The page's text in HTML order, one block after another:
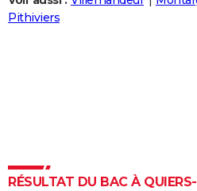
Destinations
City break
Voyage nature
Voyage de noces
Forum
Climat
+
PHOTO
Dictionnaire
Biographies
Citations
Expressions
Proverbes
PROGRAMME TV
Pithiviers
RÉSULTAT DU BAC À